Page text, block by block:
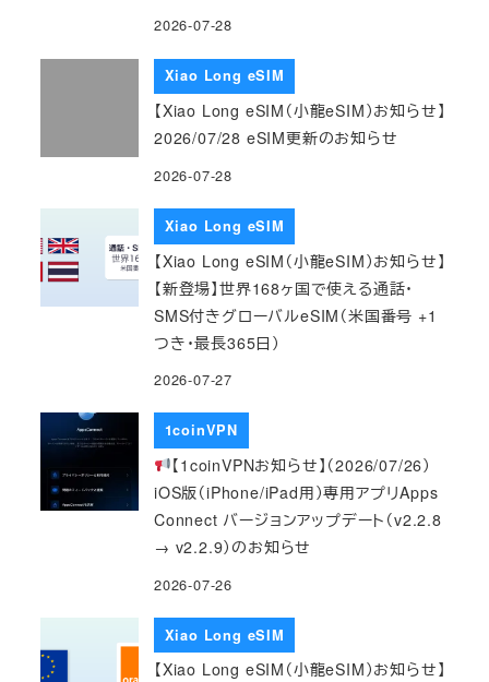
2026-07-28
Xiao Long eSIM
【Xiao Long eSIM（小龍eSIM）お知らせ】
2026/07/28 eSIM更新のお知らせ
2026-07-28
Xiao Long eSIM
【Xiao Long eSIM（小龍eSIM）お知らせ】
【新登場】世界168ヶ国で使える通話・
SMS付きグローバルeSIM（米国番号 +1
つき・最長365日）
2026-07-27
1coinVPN
【1coinVPNお知らせ】（2026/07/26）
iOS版（iPhone/iPad用）専用アプリApps
Connect バージョンアップデート（v2.2.8
→ v2.2.9）のお知らせ
2026-07-26
Xiao Long eSIM
【Xiao Long eSIM（小龍eSIM）お知らせ】